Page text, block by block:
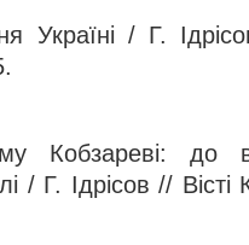
Україні / Г.
Кобзареві: до
/ Г. Ідрісов //